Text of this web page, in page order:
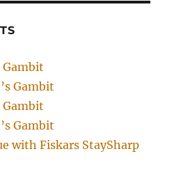
Gambit
Gambit
Gambit
Gambit
with Fiskars StaySharp